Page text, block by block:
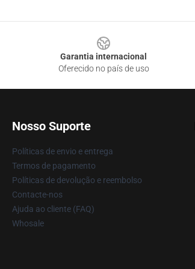
Garantia internacional
Oferecido no país de uso
Nosso Suporte
Políticas de envio e entrega
Termos de pagamento
Políticas de devolução e reembolso
Contacte-nos
Ajuda ao cliente (FAQ)
Whosale